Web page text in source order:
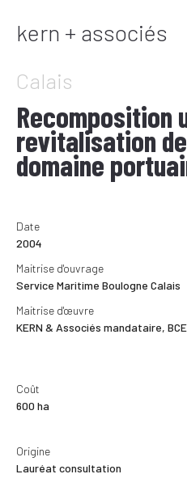
kern + associés
Calais
Recomposition
revitalisation
domaine
Date
2004
Maitrise d'ouvrage
Service Maritime Boulogne Calais
Maitrise d'œuvre
KERN & Associés mandataire,
Coût
600 ha
Origine
Lauréat consultation